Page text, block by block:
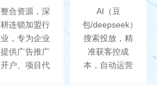
整合资源，深
耕连锁加盟行
业，专为企业
提供广告推广
开户、项目代
AI（豆
包/deepseek）
搜索投放，精
准获客控成
本，自动运营